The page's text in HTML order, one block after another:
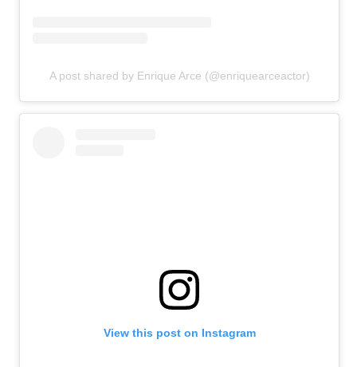
A post shared by Enrique Arce (@enriquearceactor)
View this post on Instagram